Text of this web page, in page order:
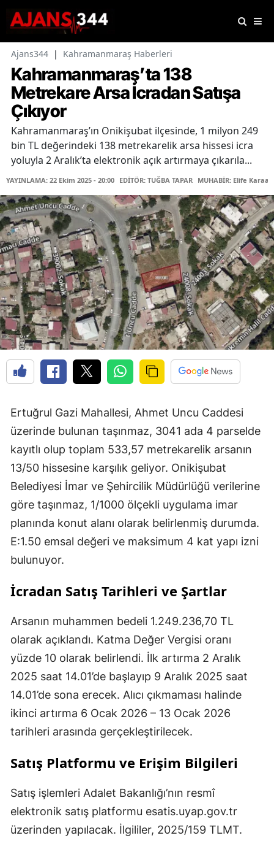
Ajans344 | Kahramanmaraş Haberleri
Kahramanmaraş’ta 138
Metrekare Arsa İcradan Satışa
Çıkıyor
Kahramanmaraş’ın Onikişubat ilçesinde, 1 milyon 249
bin TL değerindeki 138 metrekarelik arsa hissesi icra
yoluyla 2 Aralık’ta elektronik açık artırmaya çıkarıla...
YAYINLAMA: 22 Ekim 2025 - 20:00 EDİTÖR: TUĞBA TAPAR MUHABİR: Elife
Ertuğrul Gazi Mahallesi, Ahmet Uncu Caddesi
üzerinde bulunan taşınmaz, 3041 ada 4 parselde
kayıtlı olup toplam 533,57 metrekarelik arsanın
13/50 hissesine karşılık geliyor. Onikişubat
Belediyesi İmar ve Şehircilik Müdürlüğü verilerine
göre taşınmaz, 1/1000 ölçekli uygulama imar
planında konut alanı olarak belirlenmiş durumda.
E:1.50 emsal değeri ve maksimum 4 kat yapı izni
bulunuyor.
İcradan Satış Tarihleri ve Şartlar
Arsanın muhammen bedeli 1.249.236,70 TL
olarak açıklandı. Katma Değer Vergisi oranı
yüzde 10 olarak belirlendi. İlk artırma 2 Aralık
2025 saat 14.01’de başlayıp 9 Aralık 2025 saat
14.01’de sona erecek. Alıcı çıkmaması halinde
ikinci artırma 6 Ocak 2026 – 13 Ocak 2026
tarihleri arasında gerçekleştirilecek.
Satış Platformu ve Erişim Bilgileri
Satış işlemleri Adalet Bakanlığı’nın resmî
elektronik satış platformu esatis.uyap.gov.tr
üzerinden yapılacak. İlgililer, 2025/159 TLMT.